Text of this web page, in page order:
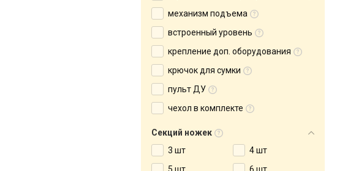
механизм подъема
встроенный уровень
крепление доп. оборудования
крючок для сумки
пульт ДУ
чехол в комплекте
Секций ножек
3 шт
4 шт